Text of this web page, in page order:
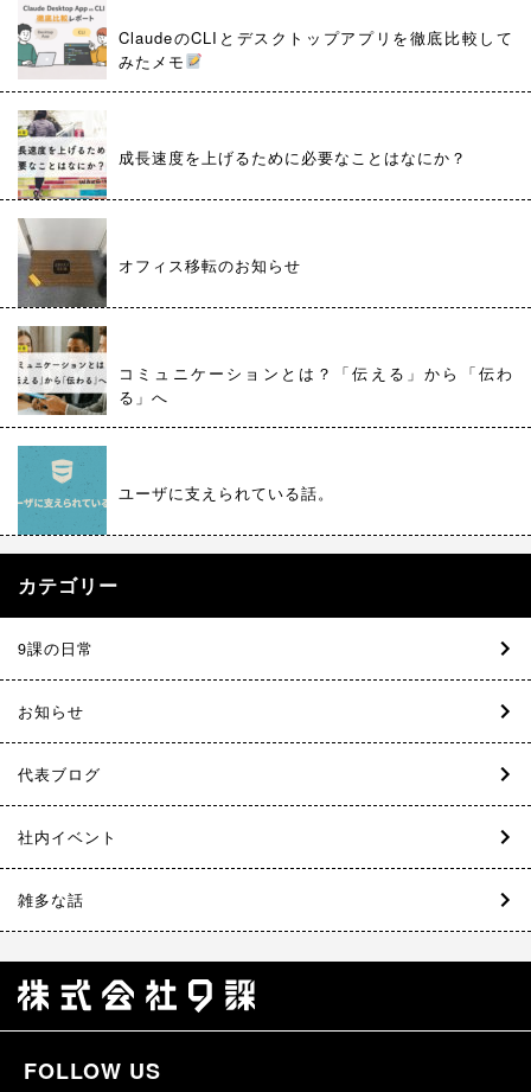
ClaudeのCLIとデスクトップアプリを徹底比較して
みたメモ
成長速度を上げるために必要なことはなにか？
オフィス移転のお知らせ
コミュニケーションとは？「伝える」から「伝わ
る」へ
ユーザに支えられている話。
カテゴリー
9課の日常
お知らせ
代表ブログ
社内イベント
雑多な話
FOLLOW US